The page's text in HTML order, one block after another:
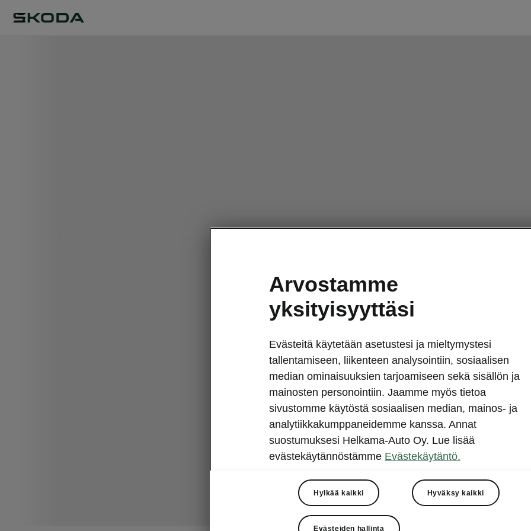
ŠKODA Scalassa ja
Kamiqissa langaton
älypuhelimille
Scalassa ja Kamiqissa kuljettajan on nyt mahdollista
infotainment-järjestelmään langattomasti. Ne ovat
automallia, joissa on uusi langaton Wireless
Apple CarPlayn ja Android Auton käyttö on entistäkin
Älypuhelimen käyttö autossa tapahtuu kokonaan
lisäksi valitaan puhelimen induktiolatauksen
matkapuhelinlokero, josta on langaton yhteys auton
antenniin.
Arvostamme
yksityisyyttäsi
Evästeitä käytetään asetustesi ja mieltymystesi
tallentamiseen, liikenteen analysointiin, sosiaalisen
median ominaisuuksien tarjoamiseen sekä sisällön ja
mainosten personointiin. Jaamme myös tietoa
sivustomme käytöstä sosiaalisen median, mainos- ja
analytiikkakumppaneidemme kanssa. Annat
suostumuksesi Helkama-Auto Oy. Lue lisää
evästekäytännöstämme Evästekäytäntö.
Hylkää kaikki Hyväksy kaikki
Evästeiden hallinta